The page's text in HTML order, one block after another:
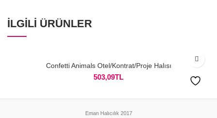
İLGILI ÜRÜNLER
Confetti Animals Otel/Kontrat/Proje Halısı
503,09TL
Eman Halıcılık 2017